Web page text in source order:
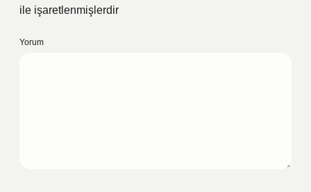
ile işaretlenmişlerdir
Yorum